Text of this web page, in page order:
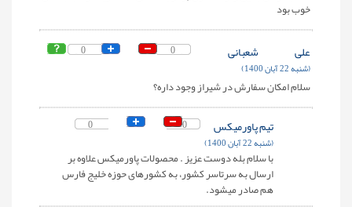
خوب بود
0 0 علی شعبانی
(شنبه 22 آبان 1400)
سلام امکان سفارش در شیراز وجود داره؟
0 0 تیم پاورمیکس
(شنبه 22 آبان 1400)
با سلام بله دوست عزیز . محصولات پاورمیکس علاوه بر
ارسال به سرتاسر کشور، به کشورهای حوزه خلیج فارس
هم صادر میشود.